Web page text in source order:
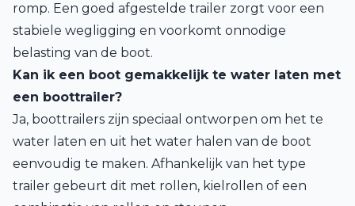
romp. Een goed afgestelde trailer zorgt voor een
stabiele wegligging en voorkomt onnodige
belasting van de boot.
Kan ik een boot gemakkelijk te water laten met
een boottrailer?
Ja, boottrailers zijn speciaal ontworpen om het te
water laten en uit het water halen van de boot
eenvoudig te maken. Afhankelijk van het type
trailer gebeurt dit met rollen, kielrollen of een